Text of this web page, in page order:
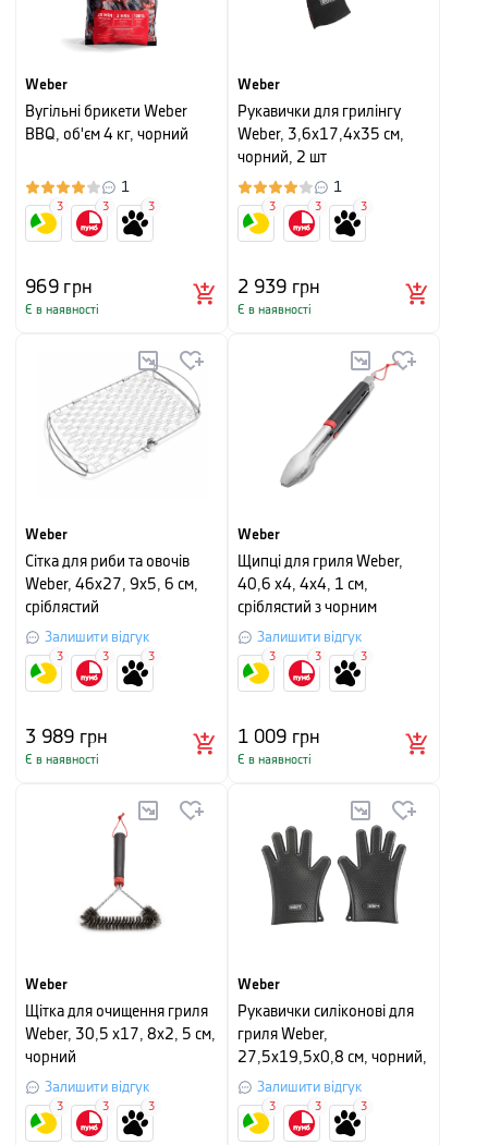
Weber
Вугільні брикети Weber
BBQ, об'єм 4 кг, чорний
1
969грн
Є в наявності
3 3 3
Weber
Рукавички для грилінгу
Weber, 3,6x17,4x35 см,
чорний, 2 шт
1
2 939 грн
Є в наявності
3 3 3
Weber
Сітка для риби та овочів
Weber, 46х27, 9х5, 6 см,
сріблястий
Залишити відгук
3 989 грн
Є в наявності
3 3 3
Weber
Щипці для гриля Weber,
40,6 х4, 4х4, 1 см,
сріблястий з чорним
Залишити відгук
1 009 грн
Є в наявності
3 3 3
Weber
Щітка для очищення гриля
Weber, 30,5 х17, 8х2, 5 см,
чорний
Залишити відгук
3 3 3
Weber
Рукавички силіконові для
гриля Weber,
27,5x19,5x0,8 см, чорний,
2 штЗалишити відгук
3 3 3